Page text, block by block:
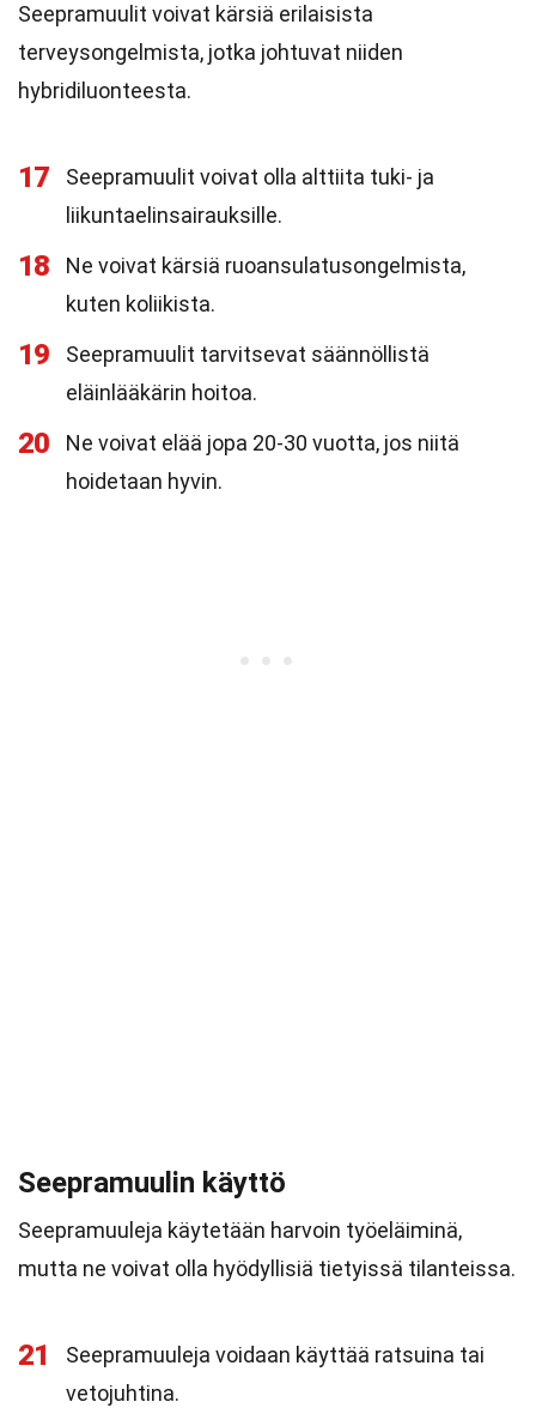
Seepramuulit voivat kärsiä erilaisista
terveysongelmista, jotka johtuvat niiden
hybridiluonteesta.
17
Seepramuulit voivat olla alttiita tuki- ja
liikuntaelinsairauksille.
18
Ne voivat kärsiä ruoansulatusongelmista,
kuten koliikista.
19
Seepramuulit tarvitsevat säännöllistä
eläinlääkärin hoitoa.
20
Ne voivat elää jopa 20-30 vuotta, jos niitä
hoidetaan hyvin.
Seepramuulin käyttö
Seepramuuleja käytetään harvoin työeläiminä,
mutta ne voivat olla hyödyllisiä tietyissä tilanteissa.
21
Seepramuuleja voidaan käyttää ratsuina tai
vetojuhtina.